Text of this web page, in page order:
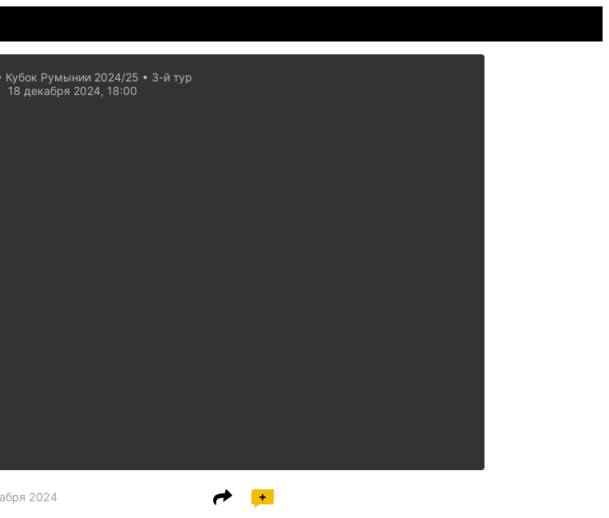
Кубок Румынии 2024/25
3-й тур
18 декабря 2024, 18:00
2024